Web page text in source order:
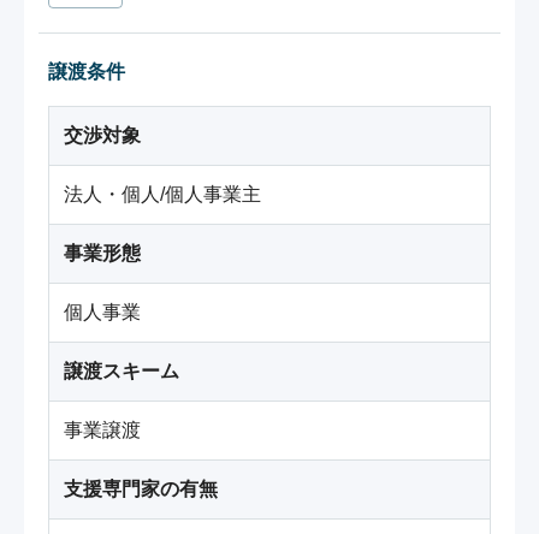
譲渡条件
交渉対象
法人・個人/個人事業主
事業形態
個人事業
譲渡スキーム
事業譲渡
支援専門家の有無